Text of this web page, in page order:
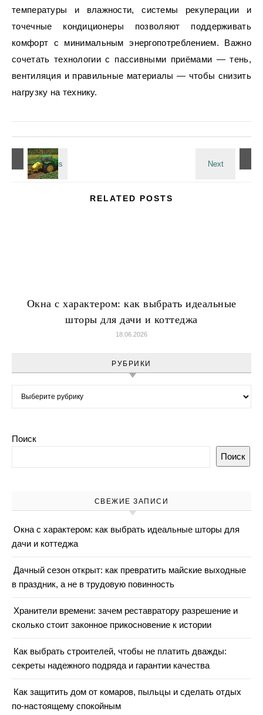
температуры и влажности, системы рекуперации и
точечные кондиционеры позволяют поддерживать
комфорт с минимальным энергопотреблением. Важно
сочетать технологии с пассивными приёмами — тень,
вентиляция и правильные материалы — чтобы снизить
нагрузку на технику.
RELATED POSTS
Окна с характером: как выбрать идеальные
шторы для дачи и коттеджа
18.06.2026
РУБРИКИ
Поиск
Поиск
СВЕЖИЕ ЗАПИСИ
Окна с характером: как выбрать идеальные шторы для
дачи и коттеджа
Дачный сезон открыт: как превратить майские выходные
в праздник, а не в трудовую повинность
Хранители времени: зачем реставратору разрешение и
сколько стоит законное прикосновение к истории
Как выбрать строителей, чтобы не платить дважды:
секреты надежного подряда и гарантии качества
Как защитить дом от комаров, пыльцы и сделать отдых
по-настоящему спокойным